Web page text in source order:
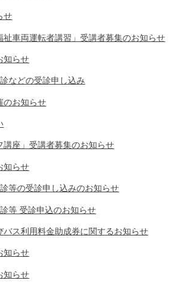
せ
祉車両運転者講習」受講者募集のお知らせ
知らせ
などの受診申し込み
のお知らせ
講座」受講者募集のお知らせ
知らせ
等の受診申し込みのお知らせ
等 受診申込のお知らせ
バス利用料金助成券に関するお知らせ
知らせ
知らせ